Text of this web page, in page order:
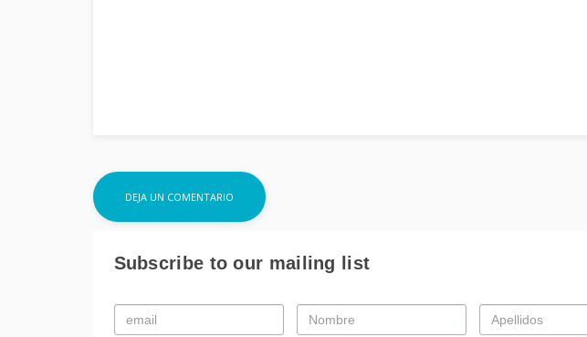
Subscribe to our mailing list
Email
*
Nombre
*
Apellidos
*